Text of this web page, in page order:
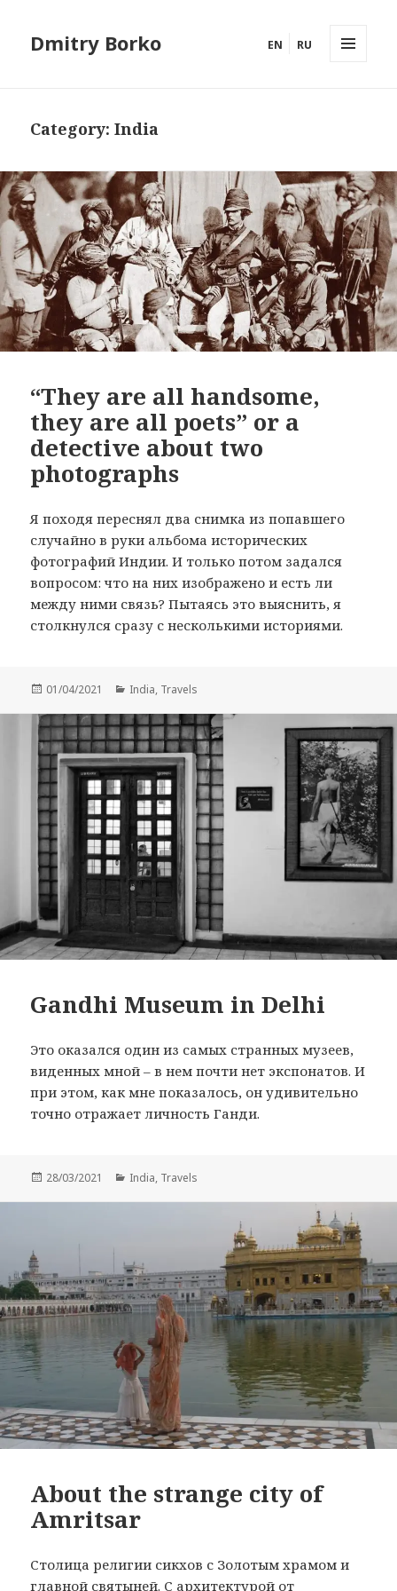
Dmitry Borko EN
RU
Category:India
“They are all handsome,
they are all poets” or a
detective about two
photographs
Я походя переснял два снимка из попавшего
случайно в руки альбома исторических
фотографий Индии. И только потом задался
вопросом: что на них изображено и есть ли
между ними связь? Пытаясь это выяснить, я
столкнулся сразу с несколькими историями.
Posted
01/04/2021 Categories
India, Travels
Gandhi Museum in Delhi
Это оказался один из самых странных музеев,
виденных мной – в нем почти нет экспонатов. И
при этом, как мне показалось, он удивительно
точно отражает личность Ганди.
Posted
28/03/2021 Categories
India, Travels
About the strange city of
Amritsar
Столица религии сикхов с Золотым храмом и
главной святыней. С архитектурой от